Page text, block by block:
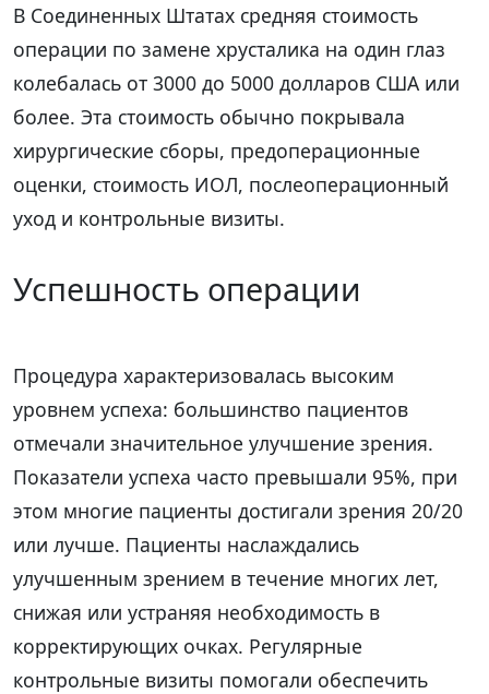
В Соединенных Штатах средняя стоимость
операции по замене хрусталика на один глаз
колебалась от 3000 до 5000 долларов США или
более. Эта стоимость обычно покрывала
хирургические сборы, предоперационные
оценки, стоимость ИОЛ, послеоперационный
уход и контрольные визиты.
Успешность операции
Процедура характеризовалась высоким
уровнем успеха: большинство пациентов
отмечали значительное улучшение зрения.
Показатели успеха часто превышали 95%, при
этом многие пациенты достигали зрения 20/20
или лучше. Пациенты наслаждались
улучшенным зрением в течение многих лет,
снижая или устраняя необходимость в
корректирующих очках. Регулярные
контрольные визиты помогали обеспечить